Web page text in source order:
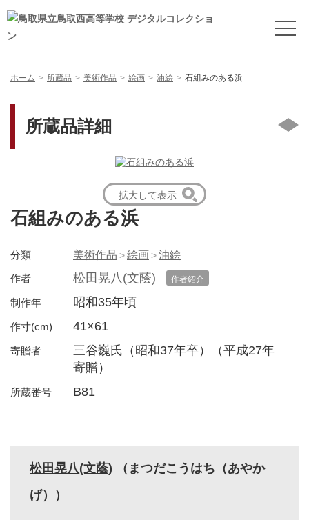
ホーム 所蔵品 美術作品 絵画 油絵 石組みのある浜
所蔵品詳細
拡大して表示
石組みのある浜
分類 美術作品 絵画
油絵
作者
松田晃八(文蔭) 作者紹介
制作年 昭和35年頃
作寸(cm) 41×61
寄贈者
三谷巍氏（昭和37年卒）（平成27年
寄贈）
所蔵番号 B81
松田晃八(文蔭) （まつだこうはち（あやか
げ））